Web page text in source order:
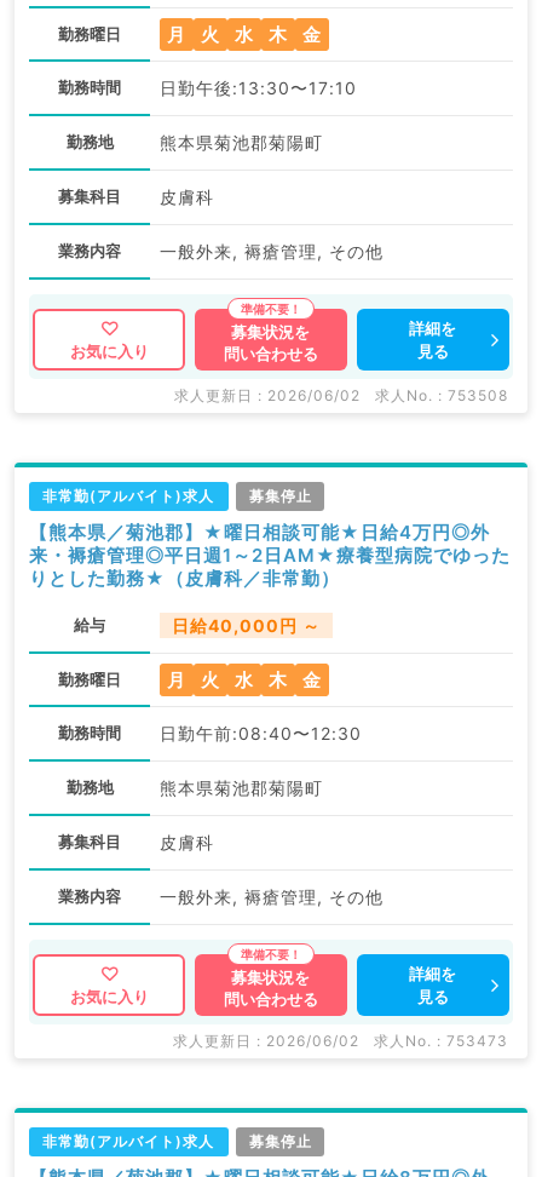
勤務曜日 月 火 水 木 金
勤務時間 日勤午後:13:30〜17:10
勤務地 熊本県菊池郡菊陽町
募集科目 皮膚科
業務内容 一般外来, 褥瘡管理, その他
お気に入り
募集状況を
問い合わせる
詳細を
見る
求人更新日 : 2026/06/02 求人No. : 753508
非常勤(アルバイト)求人 募集停止
【熊本県／菊池郡】★曜日相談可能★日給4万円◎外
来・褥瘡管理◎平日週1～2日AM★療養型病院でゆった
りとした勤務★（皮膚科／非常勤）
給与 日給40,000円 ～
勤務曜日 月 火 水 木 金
勤務時間 日勤午前:08:40〜12:30
勤務地 熊本県菊池郡菊陽町
募集科目 皮膚科
業務内容 一般外来, 褥瘡管理, その他
お気に入り
募集状況を
問い合わせる
詳細を
見る
求人更新日 : 2026/06/02 求人No. : 753473
非常勤(アルバイト)求人 募集停止